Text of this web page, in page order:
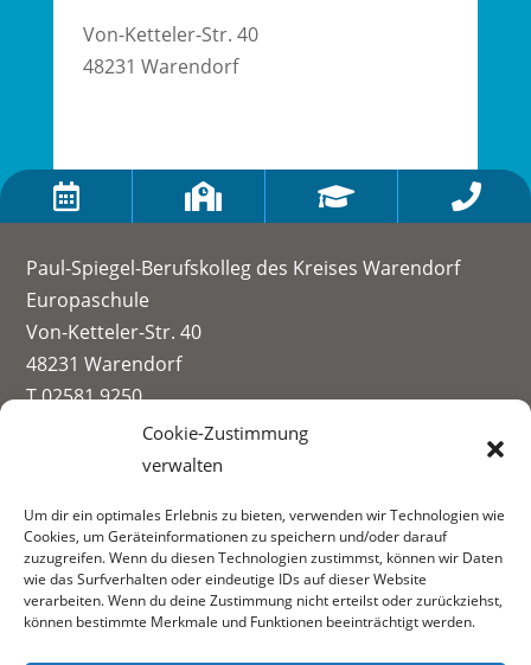
Cookie-Zustimmung
verwalten
Um dir ein optimales Erlebnis zu bieten, verwenden wir Technologien wie
Cookies, um Geräteinformationen zu speichern und/oder darauf
zuzugreifen. Wenn du diesen Technologien zustimmst, können wir Daten
wie das Surfverhalten oder eindeutige IDs auf dieser Website
verarbeiten. Wenn du deine Zustimmung nicht erteilst oder zurückziehst,
können bestimmte Merkmale und Funktionen beeinträchtigt werden.
Von-Ketteler-Str. 40
48231 Warendorf
   
Paul-Spiegel-Berufskolleg des Kreises Warendorf
Europaschule
Von-Ketteler-Str. 40
48231 Warendorf
T 02581 9250
info@paul-spiegel-berufskolleg.eu
Datenschutzerklärung
Informationen zur Datenerhebung
Fachbereiche: